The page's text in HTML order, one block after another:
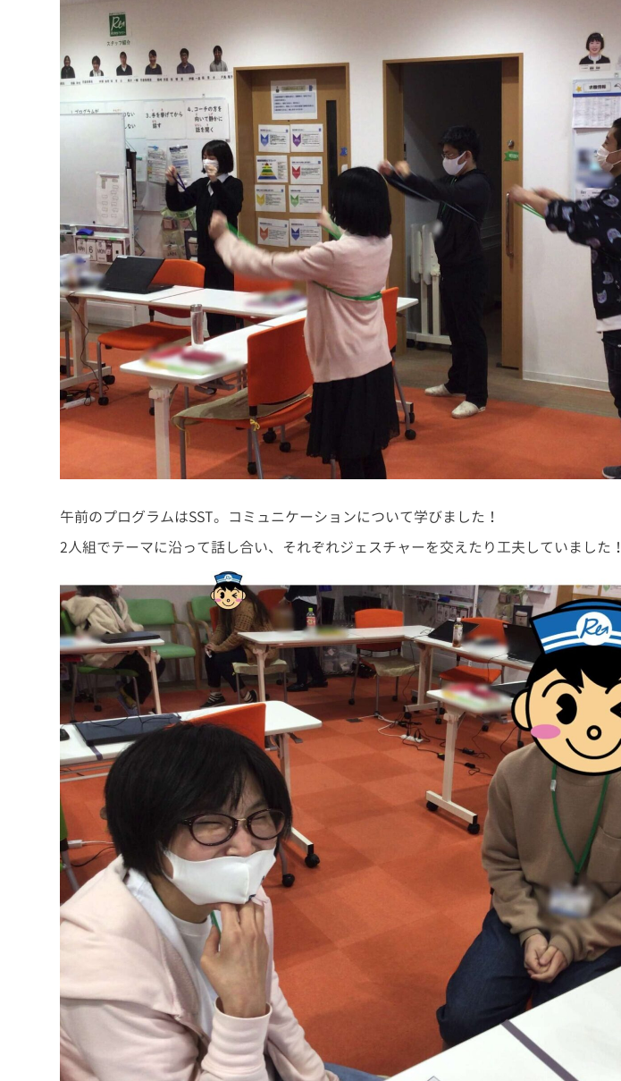
午前のプログラムはSST。コミュニケーションについて学びました！
2人組でテーマに沿って話し合い、それぞれジェスチャーを交えたり工夫していました！